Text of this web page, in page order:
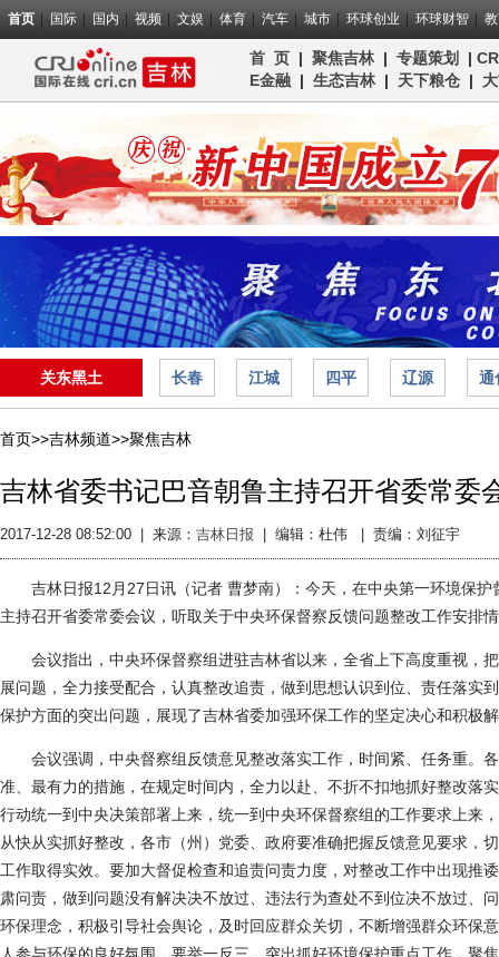
首页 国际 国内 视频 文娱 体育 汽车 城市 环球创业 环球财智
首 页 | 聚焦吉林| 专题策划 |
E金融 | 生态吉林| 天下粮仓 |
关东黑土 长春 江城 四平 辽源 通
首页>>吉林频道>>聚焦吉林
吉林省委书记巴音朝鲁主持召开省委常委
2017-12-28 08:52:00 来源： 吉林日报 编辑：杜伟 | 责编：刘征宇
吉林日报12月27日讯（记者 曹梦南）：今天，在中央第一环境保护
主持召开省委常委会议，听取关于中央环保督察反馈问题整改工作安排
会议指出，中央环保督察组进驻吉林省以来，全省上下高度重视，把
展问题，全力接受配合，认真整改追责，做到思想认识到位、责任落实
保护方面的突出问题，展现了吉林省委加强环保工作的坚定决心和积极
会议强调，中央督察组反馈意见整改落实工作，时间紧、任务重。
准、最有力的措施，在规定时间内，全力以赴、不折不扣地抓好整改落
行动统一到中央决策部署上来，统一到中央环保督察组的工作要求上来
从快从实抓好整改，各市（州）党委、政府要准确把握反馈意见要求，
工作取得实效。要加大督促检查和追责问责力度，对整改工作中出现推
肃问责，做到问题没有解决决不放过、违法行为查处不到位决不放过、
环保理念，积极引导社会舆论，及时回应群众关切，不断增强群众环保